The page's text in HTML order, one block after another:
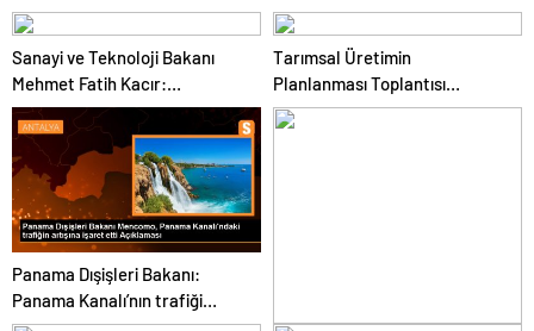
Sanayi ve Teknoloji Bakanı
Mehmet Fatih Kacır:
“Teknolojiyi kim geliştiriyorsa
kuralları o koyacak”
Tarımsal Üretimin
Planlanması Toplantısı
Tekirdağ’da Gerçekleşti
Panama Dışişleri Bakanı:
Panama Kanalı’nın trafiği
artıyor